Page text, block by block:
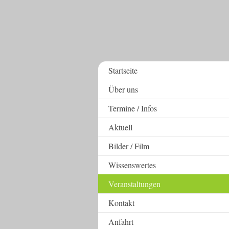
Startseite
Über uns
Termine / Infos
Aktuell
Bilder / Film
Wissenswertes
Veranstaltungen
Kontakt
Anfahrt